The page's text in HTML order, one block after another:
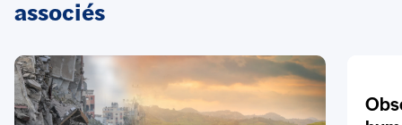
associés